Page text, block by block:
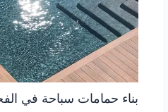
بناء حمامات سباحة في